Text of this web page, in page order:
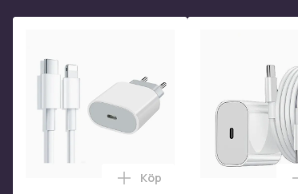
Lägg till iPhone Laddare
Köp